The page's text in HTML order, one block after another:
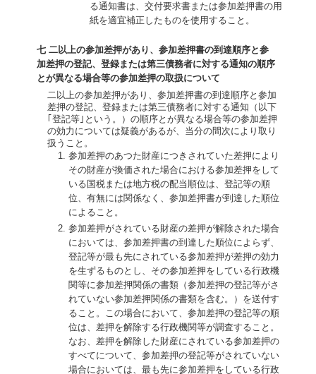
る通知書は、交付要求書または参加差押書の用
紙を適宜補正したものを使用すること。
七 二以上の参加差押があり、参加差押書の到達順序と参
加差押の登記、登録または第三債務者に対する通知の順序
とが異なる場合等の参加差押の取扱について
二以上の参加差押があり、参加差押書の到達順序と参加
差押の登記、登録または第三債務者に対する通知（以下
｢登記等｣という。）の順序とが異なる場合等の参加差押
の効力については疑義があるが、当分の間次により取り
扱うこと。
参加差押のあつた財産につきされていた差押により
その財産が換価された場合における参加差押をして
いる国税または地方税の配当順位は、登記等の順
位、有無には関係なく、参加差押書が到達した順位
によること。
参加差押がされている財産の差押が解除された場合
においては、参加差押書の到達した順位によらず、
登記等が最も先にされている参加差押が差押の効力
を生ずるものとし、その参加差押をしている行政機
関等に参加差押関係の書類（参加差押の登記等がさ
れていない参加差押関係の書類を含む。）を送付す
ること。この場合において、参加差押の登記等の順
位は、差押を解除する行政機関等が調査すること。
なお、差押を解除した財産にされている参加差押の
すべてについて、参加差押の登記等がされていない
場合においては、最も先に参加差押をしている行政